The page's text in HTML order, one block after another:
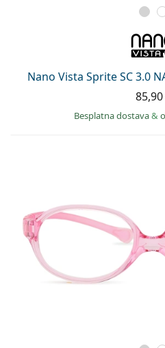
Nano Vista Sprite SC 3.0
Besplatna dostava&